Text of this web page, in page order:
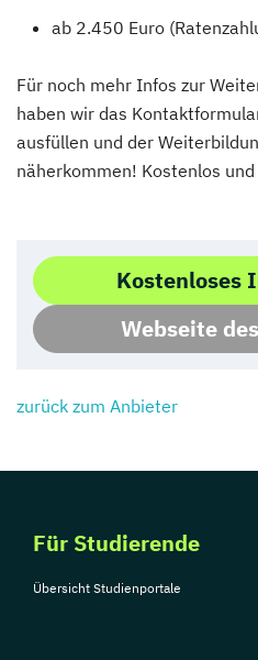
ab 2.450 Euro
Für noch mehr Infos zur
haben wir das
ausfüllen und der
näherkommen! Kostenlos
Kostenloses
Webseite
zurück zum Anbieter
Für Studierende
Übersicht Studienportale